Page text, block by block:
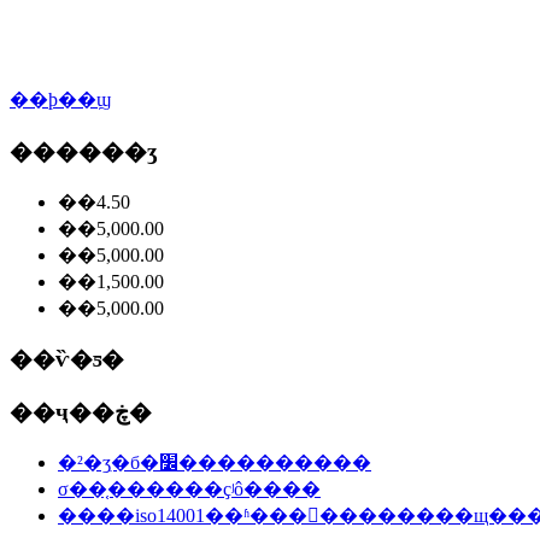
��ϸ��ϣ
������ʒ
��4.50
��5,000.00
��5,000.00
��1,500.00
��5,000.00
��ѷ�ƽ�
��ҷ��ڿ�
�²�ʒִ�б�׼����������
σ��֤������ҫʲô����